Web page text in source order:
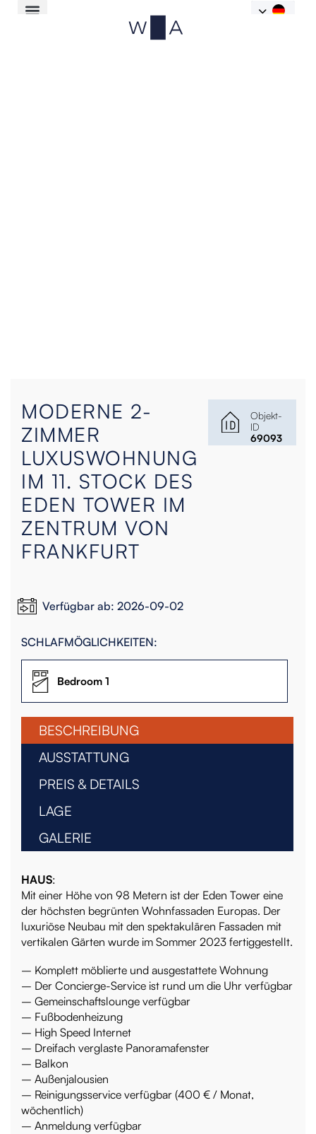
MODERNE 2-
ZIMMER
LUXUSWOHNUNG
IM 11. STOCK DES
EDEN TOWER IM
ZENTRUM VON
FRANKFURT
Objekt-
ID
69093
Verfügbar ab: 2026-09-02
SCHLAFMÖGLICHKEITEN:
Bedroom 1
BESCHREIBUNG
AUSSTATTUNG
PREIS & DETAILS
LAGE
GALERIE
HAUS:
Mit einer Höhe von 98 Metern ist der Eden Tower eine
der höchsten begrünten Wohnfassaden Europas. Der
luxuriöse Neubau mit den spektakulären Fassaden mit
vertikalen Gärten wurde im Sommer 2023 fertiggestellt.
– Komplett möblierte und ausgestattete Wohnung
– Der Concierge-Service ist rund um die Uhr verfügbar
– Gemeinschaftslounge verfügbar
– Fußbodenheizung
– High Speed Internet
– Dreifach verglaste Panoramafenster
– Balkon
– Außenjalousien
– Reinigungsservice verfügbar (400 € / Monat,
wöchentlich)
– Anmeldung verfügbar